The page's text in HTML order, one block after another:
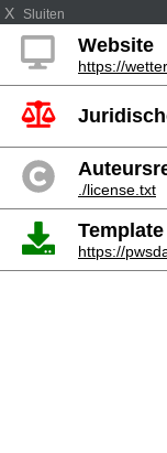
X Sluiten
Website
https://
./license.txt
https://